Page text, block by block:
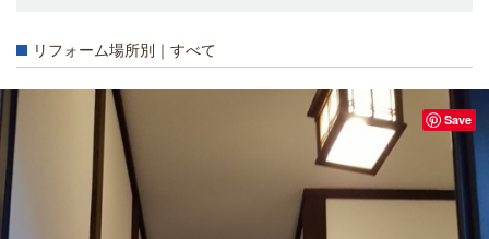
リフォーム場所別｜すべて
Save